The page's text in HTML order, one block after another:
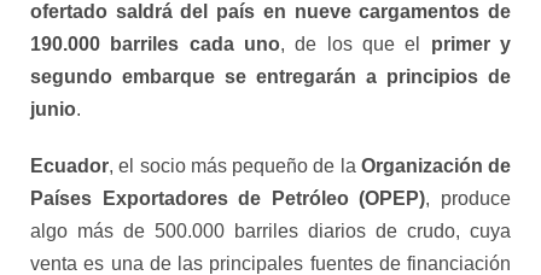
ofertado saldrá del país en nueve cargamentos de
190.000 barriles cada uno, de los que el primer y
segundo embarque se entregarán a principios de
junio.
Ecuador, el socio más pequeño de la Organización de
Países Exportadores de Petróleo (OPEP), produce
algo más de 500.000 barriles diarios de crudo, cuya
venta es una de las principales fuentes de financiación